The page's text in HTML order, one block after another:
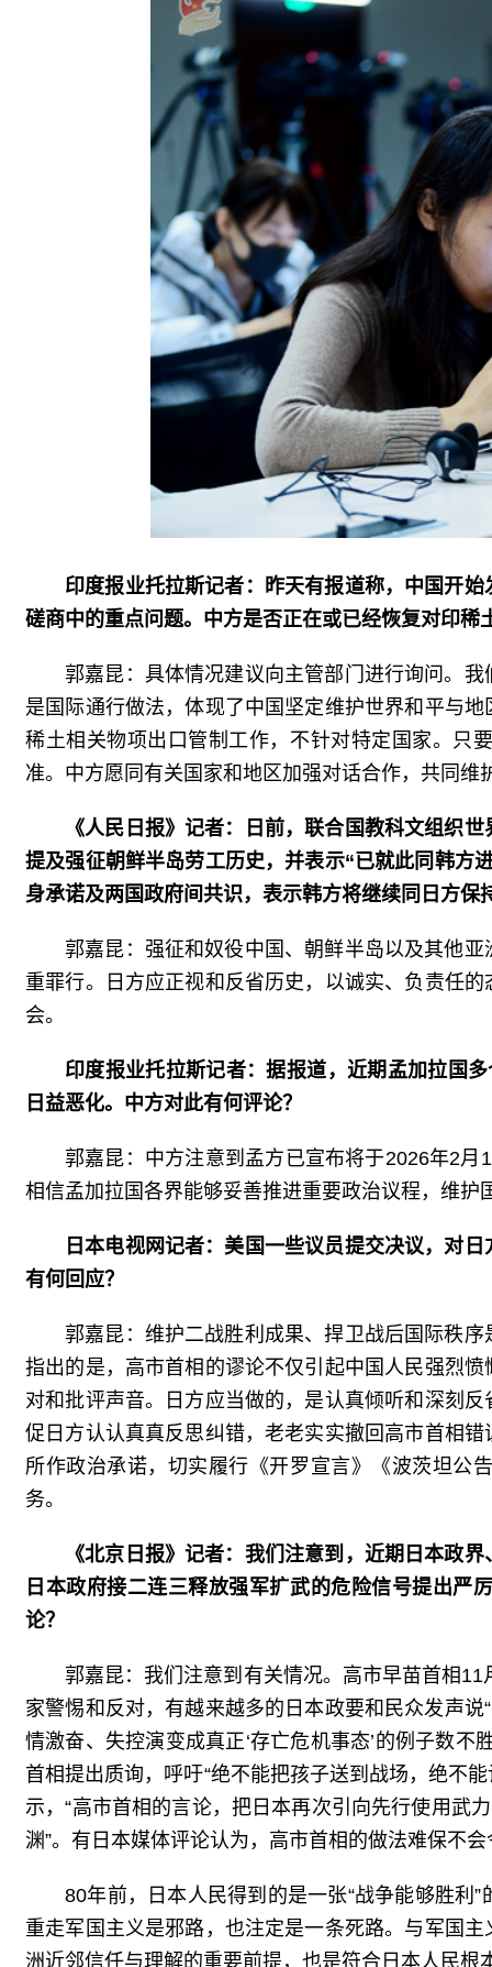
印度报业托拉斯记者：昨天有报道称，中国开
磋商中的重点问题。中方是否正在或已经恢复对印稀
郭嘉昆：具体情况建议向主管部门进行询问。
是国际通行做法，体现了中国坚定维护世界和平与
稀土相关物项出口管制工作，不针对特定国家。只
准。中方愿同有关国家和地区加强对话合作，共同维
《人民日报》记者：日前，联合国教科文组织
提及强征朝鲜半岛劳工历史，并表示“已就此同韩方
身承诺及两国政府间共识，表示韩方将继续同日方保
郭嘉昆：强征和奴役中国、朝鲜半岛以及其他
重罪行。日方应正视和反省历史，以诚实、负责任
会。
印度报业托拉斯记者：据报道，近期孟加拉国
日益恶化。中方对此有何评论？
郭嘉昆：中方注意到孟方已宣布将于2026年2
相信孟加拉国各界能够妥善推进重要政治议程，维护
日本电视网记者：美国一些议员提交决议，对
有何回应？
郭嘉昆：维护二战胜利成果、捍卫战后国际秩
指出的是，高市首相的谬论不仅引起中国人民强烈
对和批评声音。日方应当做的，是认真倾听和深刻
促日方认认真真反思纠错，老老实实撤回高市首相
所作政治承诺，切实履行《开罗宣言》《波茨坦公
务。
《北京日报》记者：我们注意到，近期日本政
日本政府接二连三释放强军扩武的危险信号提出严
论？
郭嘉昆：我们注意到有关情况。高市早苗首相
家警惕和反对，有越来越多的日本政要和民众发声
情激奋、失控演变成真正‘存亡危机事态’的例子数
首相提出质询，呼吁“绝不能把孩子送到战场，绝不
示，“高市首相的言论，把日本再次引向先行使用武
渊”。有日本媒体评论认为，高市首相的做法难保不
80年前，日本人民得到的是一张“战争能够胜利
重走军国主义是邪路，也注定是一条死路。与军国
洲近邻信任与理解的重要前提，也是符合日本人民根